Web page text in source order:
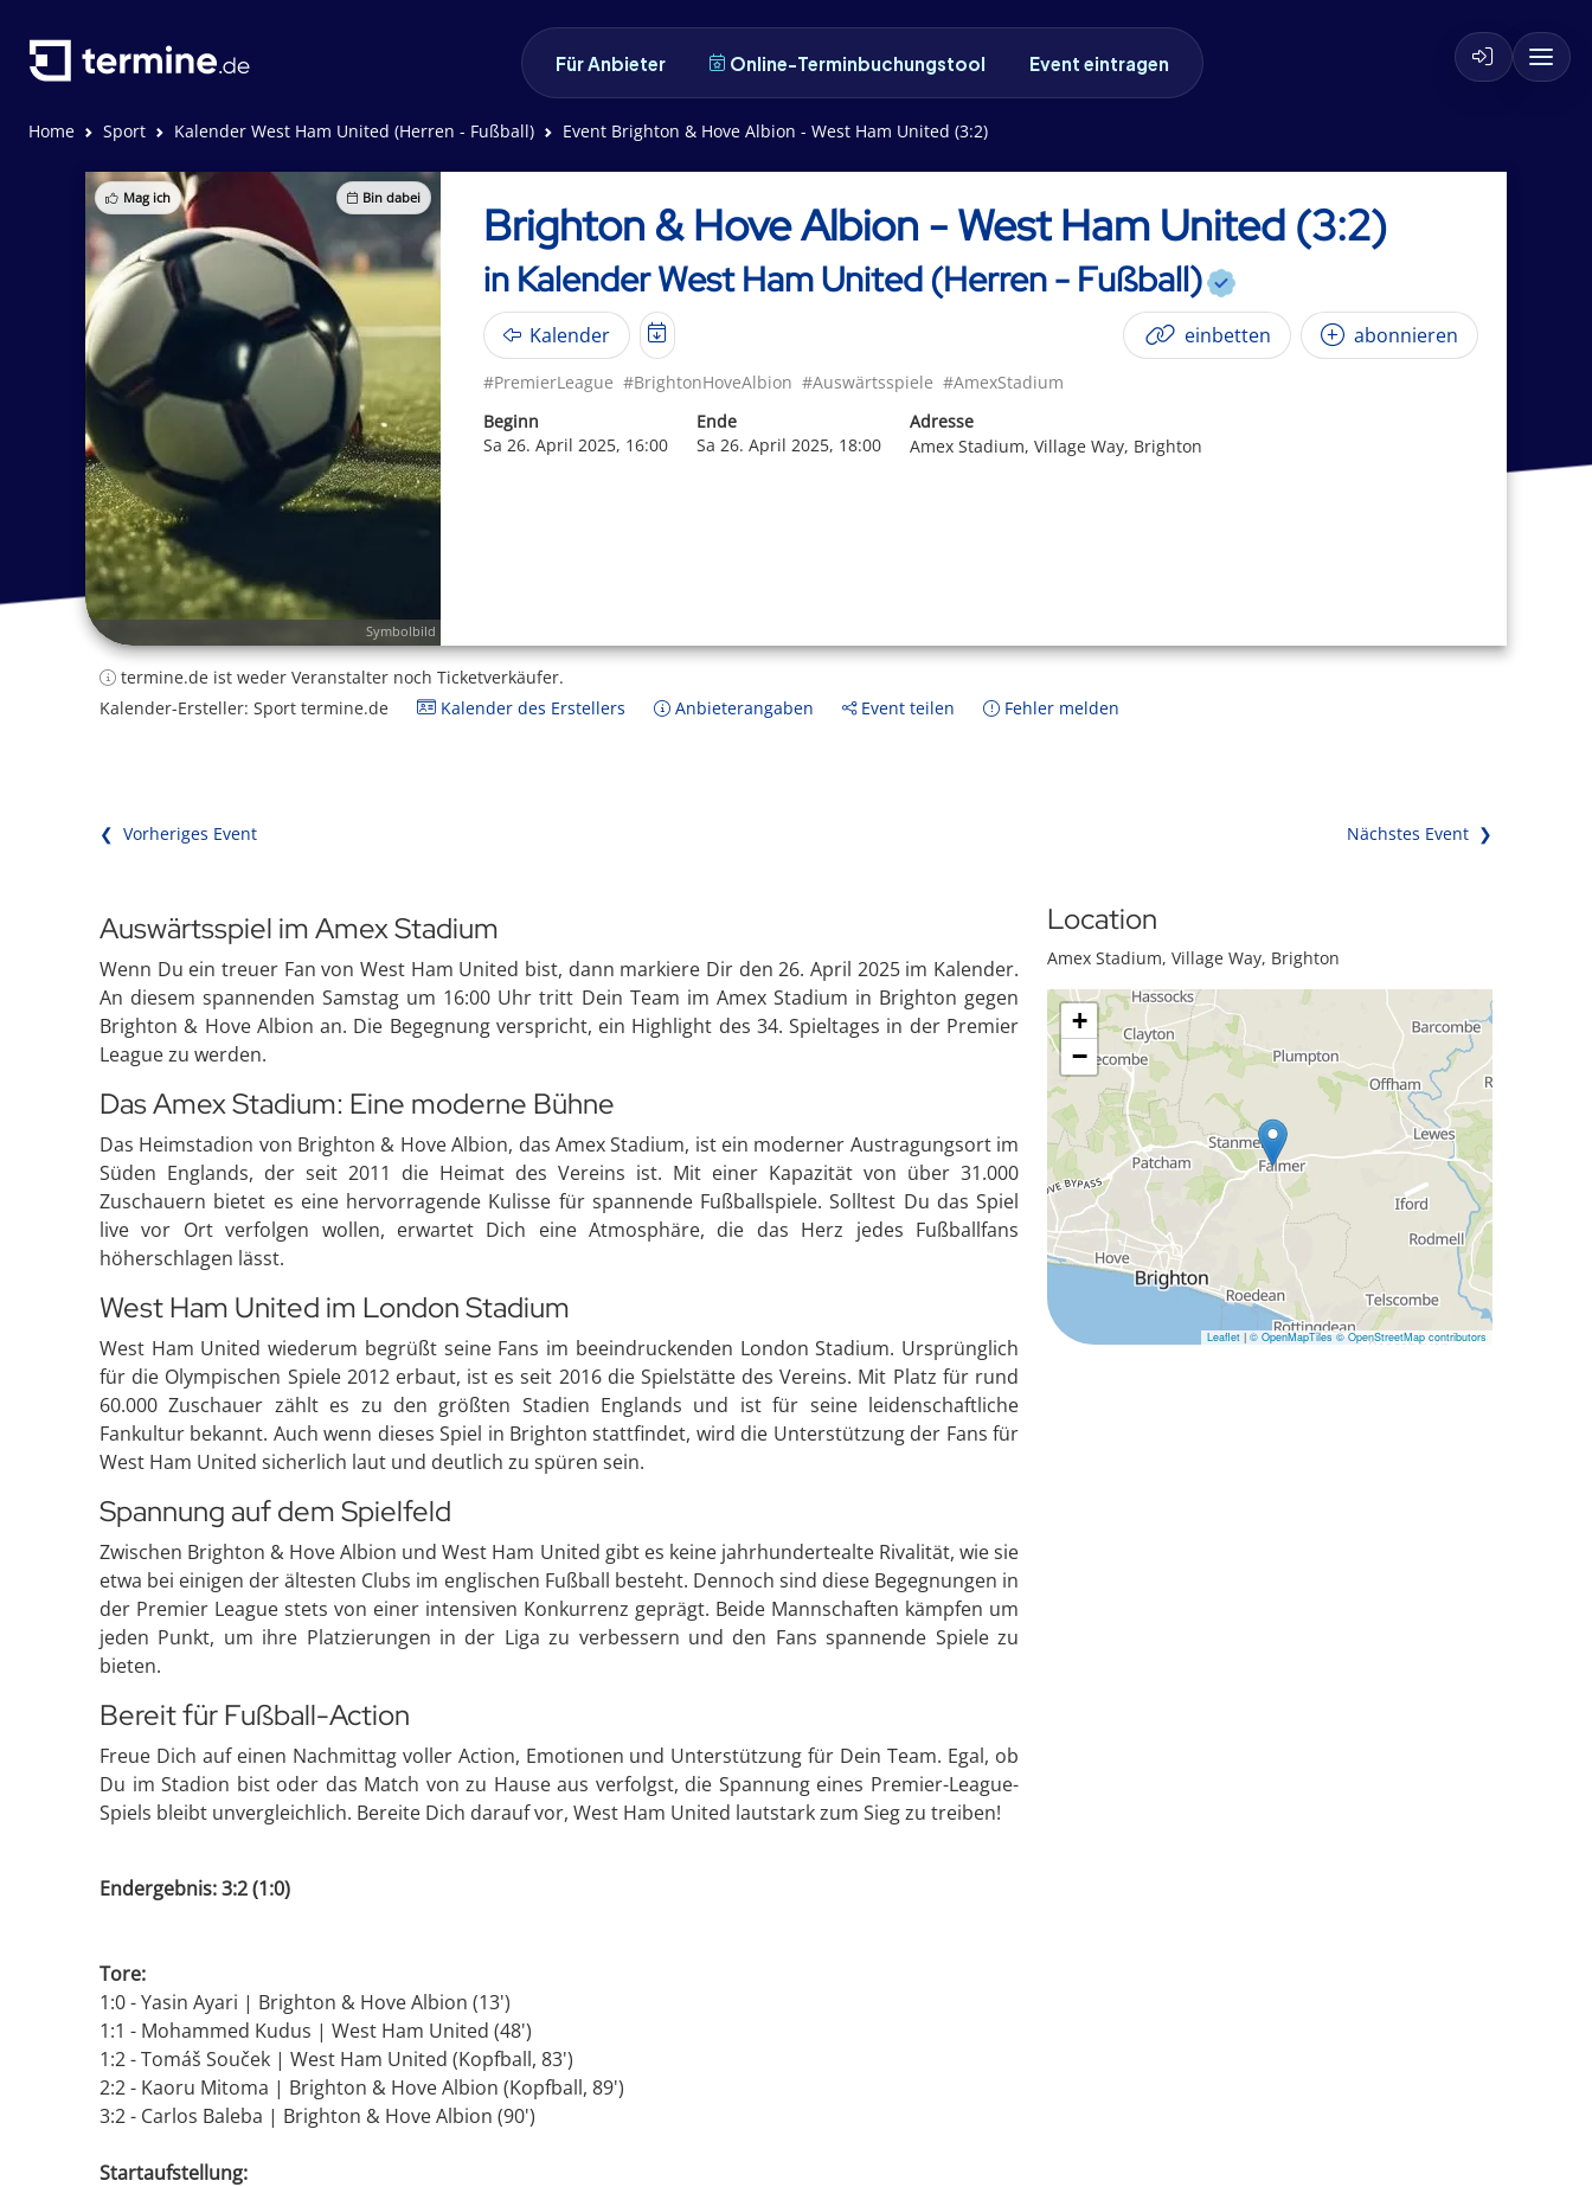
Für Anbieter Online-Terminbuchungstool Event eintragen
Home Sport Kalender West Ham United (Herren - Fußball) Event Brighton & Hove Albion - West Ham United (3:2)
Mag ich Bin dabei
Symbolbild
Brighton & Hove Albion - West Ham United (3:2)
in Kalender West Ham United (Herren - Fußball)
Kalender einbetten abonnieren
#PremierLeague #BrightonHoveAlbion #Auswärtsspiele #AmexStadium
Beginn
Sa 26. April 2025, 16:00
Ende
Sa 26. April 2025, 18:00
Adresse
Amex Stadium, Village Way, Brighton
termine.de ist weder Veranstalter noch Ticketverkäufer.
Kalender-Ersteller: Sport termine.de
Kalender des Erstellers Anbieterangaben Event teilen Fehler melden
❮ Vorheriges Event Nächstes Event ❯
Auswärtsspiel im Amex Stadium
Wenn Du ein treuer Fan von West Ham United bist, dann markiere Dir den 26. April 2025 im Kalender.
An diesem spannenden Samstag um 16:00 Uhr tritt Dein Team im Amex Stadium in Brighton gegen
Brighton & Hove Albion an. Die Begegnung verspricht, ein Highlight des 34. Spieltages in der Premier
League zu werden.
Das Amex Stadium: Eine moderne Bühne
Das Heimstadion von Brighton & Hove Albion, das Amex Stadium, ist ein moderner Austragungsort im
Süden Englands, der seit 2011 die Heimat des Vereins ist. Mit einer Kapazität von über 31.000
Zuschauern bietet es eine hervorragende Kulisse für spannende Fußballspiele. Solltest Du das Spiel
live vor Ort verfolgen wollen, erwartet Dich eine Atmosphäre, die das Herz jedes Fußballfans
höherschlagen lässt.
West Ham United im London Stadium
West Ham United wiederum begrüßt seine Fans im beeindruckenden London Stadium. Ursprünglich
für die Olympischen Spiele 2012 erbaut, ist es seit 2016 die Spielstätte des Vereins. Mit Platz für rund
60.000 Zuschauer zählt es zu den größten Stadien Englands und ist für seine leidenschaftliche
Fankultur bekannt. Auch wenn dieses Spiel in Brighton stattfindet, wird die Unterstützung der Fans für
West Ham United sicherlich laut und deutlich zu spüren sein.
Spannung auf dem Spielfeld
Zwischen Brighton & Hove Albion und West Ham United gibt es keine jahrhundertealte Rivalität, wie sie
etwa bei einigen der ältesten Clubs im englischen Fußball besteht. Dennoch sind diese Begegnungen in
der Premier League stets von einer intensiven Konkurrenz geprägt. Beide Mannschaften kämpfen um
jeden Punkt, um ihre Platzierungen in der Liga zu verbessern und den Fans spannende Spiele zu
bieten.
Bereit für Fußball-Action
Freue Dich auf einen Nachmittag voller Action, Emotionen und Unterstützung für Dein Team. Egal, ob
Du im Stadion bist oder das Match von zu Hause aus verfolgst, die Spannung eines Premier-League-
Spiels bleibt unvergleichlich. Bereite Dich darauf vor, West Ham United lautstark zum Sieg zu treiben!
Endergebnis: 3:2 (1:0)
Tore:
1:0 - Yasin Ayari | Brighton & Hove Albion (13')
1:1 - Mohammed Kudus | West Ham United (48')
1:2 - Tomáš Souček | West Ham United (Kopfball, 83')
2:2 - Kaoru Mitoma | Brighton & Hove Albion (Kopfball, 89')
3:2 - Carlos Baleba | Brighton & Hove Albion (90')
Startaufstellung:
Location
Amex Stadium, Village Way, Brighton
+
−
Leaflet | © OpenMapTiles © OpenStreetMap contributors